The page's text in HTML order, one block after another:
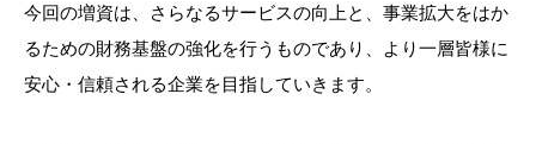
今回の増資は、さらなるサービスの向上と、事業拡大をはか
るための財務基盤の強化を行うものであり、より一層皆様に
安心・信頼される企業を目指していきます。